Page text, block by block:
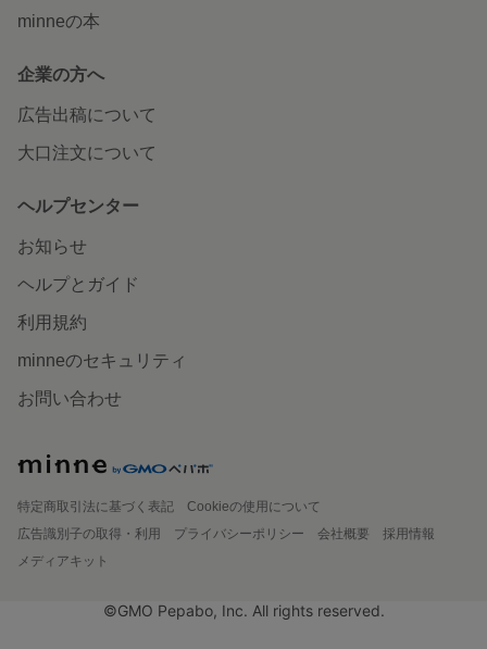
minneの本
企業の方へ
広告出稿について
大口注文について
ヘルプセンター
お知らせ
ヘルプとガイド
利用規約
minneのセキュリティ
お問い合わせ
特定商取引法に基づく表記
Cookieの使用について
広告識別子の取得・利用
プライバシーポリシー 会社概要
採用情報
メディアキット
©GMO Pepabo, Inc. All rights reserved.